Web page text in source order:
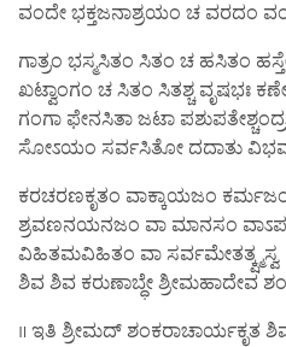
ವಂದೇ ಭಕ್ತಜನಾಶ್ರಯಂ ಚ ವರದಂ
ಗಾತ್ರಂ ಭಸ್ಮಸಿತಂ ಸಿತಂ ಚ ಹಸಿತಂ
ಖಟ್ವಾಂಗಂ ಚ ಸಿತಂ ಸಿತಶ್ಚ ವೃಷಭಃ
ಗಂಗಾ ಫೇನಸಿತಾ ಜಟಾ
ಸೋಽಯಂ ಸರ್ವಸಿತೋ ದದಾತು
ಕರಚರಣಕೃತಂ ವಾಕ್ಕಾಯಜಂ
ಶ್ರವಣನಯನಜಂ ವಾ ಮಾನಸಂ
ವಿಹಿತಮವಿಹಿತಂ ವಾ ಸರ್ವಮೇತತ್ಕ್ಷ್ಮಸ್ವ
ಶಿವ ಶಿವ ಕರುಣಾಬ್ಧೇ ಶ್ರೀಮಹಾದೇವ
॥ ಇತಿ ಶ್ರೀಮದ್ ಶಂಕರಾಚಾರ್ಯಕೃತ